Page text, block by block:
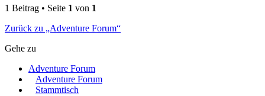
1 Beitrag • Seite 1 von 1
Zurück zu „Adventure Forum“
Gehe zu
Adventure Forum
Adventure Forum
Stammtisch